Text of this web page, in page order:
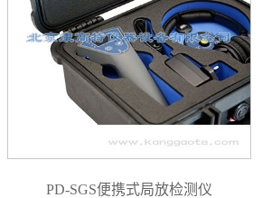
PD-SGS便携式局放检测仪